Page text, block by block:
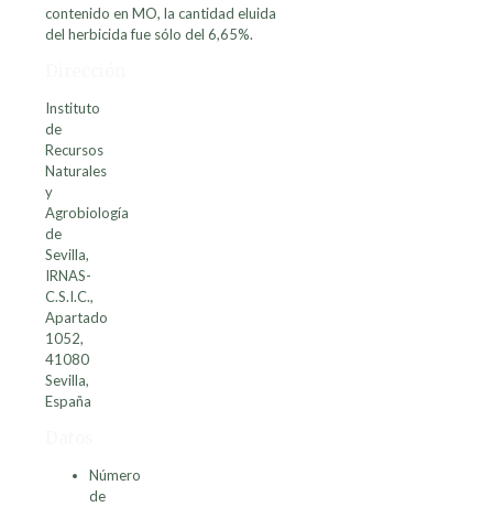
contenido en MO, la cantidad eluida
del herbicida fue sólo del 6,65%.
Instituto
de
Recursos
Naturales
y
Agrobiología
de
Sevilla,
IRNAS-
C.S.I.C.,
Apartado
1052,
41080
Sevilla,
España
Número
de